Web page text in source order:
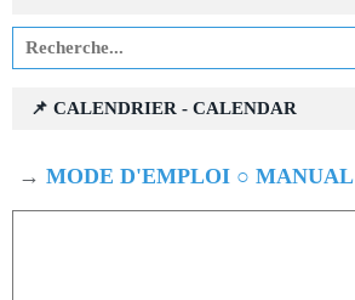
📌 CALENDRIER - CALENDAR
→ MODE D'EMPLOI ○ MANUAL